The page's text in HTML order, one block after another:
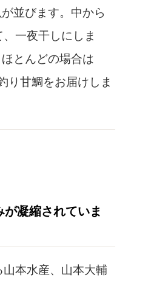
並びます。中から
一夜干しにしま
とんどの場合は
り甘鯛をお届けしま
が凝縮されていま
本水産、山本大輔